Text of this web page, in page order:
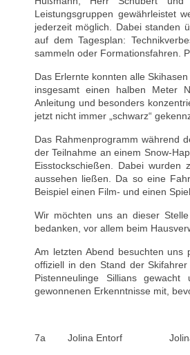
Leistungsgruppen gewährleistet
jederzeit möglich. Dabei standen
auf dem Tagesplan:
sammeln oder Formationsfahren.
Das Erlernte konnten alle
insgesamt einen halben Meter
Anleitung und besonders
jetzt nicht immer „schwarz“
Das Rahmenprogramm während
der Teilnahme an einem Snow-
Eisstockschießen. Dabei
aussehen ließen. Da so eine
Beispiel einen Film- und einen
Wir möchten uns an dieser
bedanken, vor allem beim
Am letzten Abend besuchten uns
offiziell in den Stand der
Pistenneulinge Sillians
gewonnenen Erkenntnisse mit,
7a Jolina Entorf Jolina &